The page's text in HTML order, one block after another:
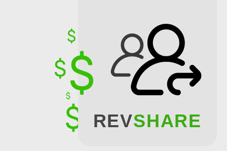
REVSHARE